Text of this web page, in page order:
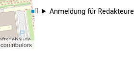
contributors
Anmeldung für Redakteure